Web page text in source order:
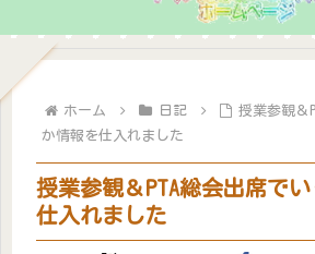
ホーム 日記
授業参観＆
か情報を仕入れました
授業参観＆PTA総会出席で
仕入れました